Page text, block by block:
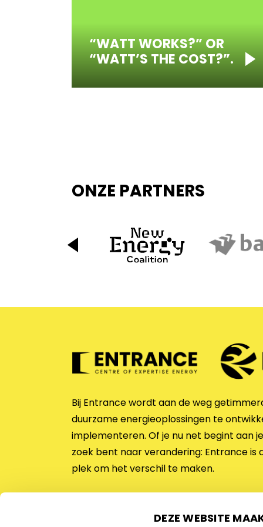
DEZE WEBSITE
“WATT WORKS?” OR
“WATT’S THE COST?”.
ONZE PARTNERS
Bij Entrance wordt aan de weg
duurzame energieoplossingen te
implementeren. Of je nu net begint aan
zoek bent naar verandering: Entrance is
plek om het verschil te maken.